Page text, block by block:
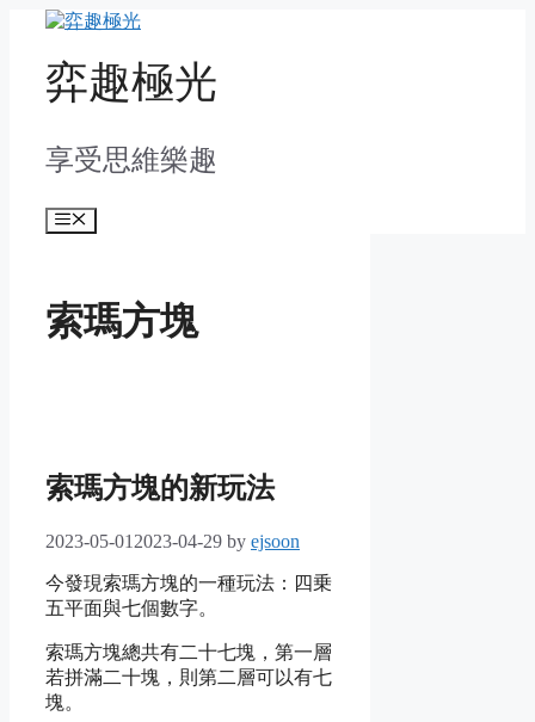
content弈趣極光
享受思維樂趣
Menu
索瑪方塊
索瑪方塊的新玩法
2023-05-01 2023-04-29 by ejsoon
今發現索瑪方塊的一種玩法：四乗
五平面與七個數字。
索瑪方塊總共有二十七塊，第一層
若拼滿二十塊，則第二層可以有七
塊。